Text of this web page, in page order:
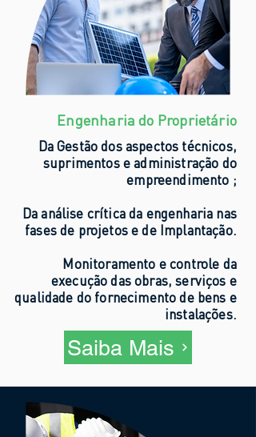
Engenharia do Proprietário
Da Gestão dos aspectos técnicos,
suprimentos e administração do
empreendimento ;
Da análise crítica da engenharia nas
fases de projetos e de Implantação.
Monitoramento e controle da
execução das obras, serviços e
qualidade do fornecimento de bens e
instalações.
Saiba Mais